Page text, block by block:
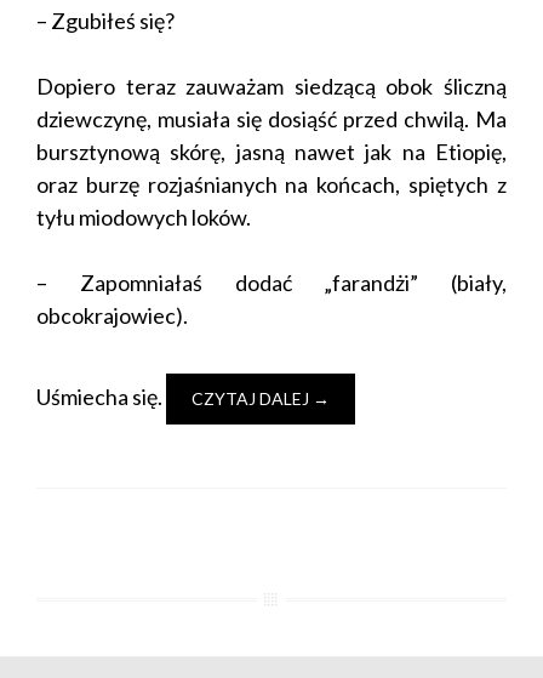
– Zgubiłeś się?
Dopiero teraz zauważam siedzącą obok śliczną
dziewczynę, musiała się dosiąść przed chwilą. Ma
bursztynową skórę, jasną nawet jak na Etiopię,
oraz burzę rozjaśnianych na końcach, spiętych z
tyłu miodowych loków.
– Zapomniałaś dodać „farandżi” (biały,
obcokrajowiec).
Uśmiecha się. CZYTAJ DALEJ →